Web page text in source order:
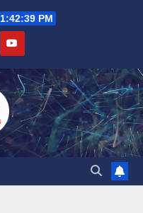
1:42:41 PM